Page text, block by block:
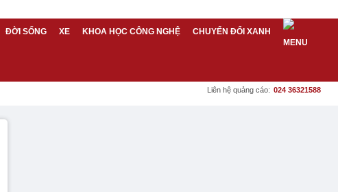
ĐỜI SỐNG XE KHOA HỌC CÔNG NGHỆ CHUYỂN ĐỔI XANH
Liên hệ quảng cáo: 024 36321588